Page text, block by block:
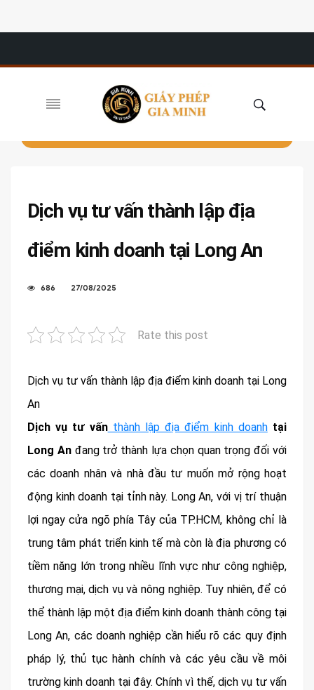
Dịch vụ tư vấn thành lập địa
điểm kinh doanh tại Long An
686 27/08/2025
Rate this post
Dịch vụ tư vấn thành lập địa điểm kinh doanh tại Long
An
Dịch vụ tư vấnthành lập địa điểm kinh doanhtại
Long Anđang trở thành lựa chọn quan trọng đối với
các doanh nhân và nhà đầu tư muốn mở rộng hoạt
động kinh doanh tại tỉnh này. Long An, với vị trí thuận
lợi ngay cửa ngõ phía Tây của TP.HCM, không chỉ là
trung tâm phát triển kinh tế mà còn là địa phương có
tiềm năng lớn trong nhiều lĩnh vực như công nghiệp,
thương mại, dịch vụ và nông nghiệp. Tuy nhiên, để có
thể thành lập một địa điểm kinh doanh thành công tại
Long An, các doanh nghiệp cần hiểu rõ các quy định
pháp lý, thủ tục hành chính và các yêu cầu về môi
trường kinh doanh tại đây. Chính vì thế, dịch vụ tư vấn